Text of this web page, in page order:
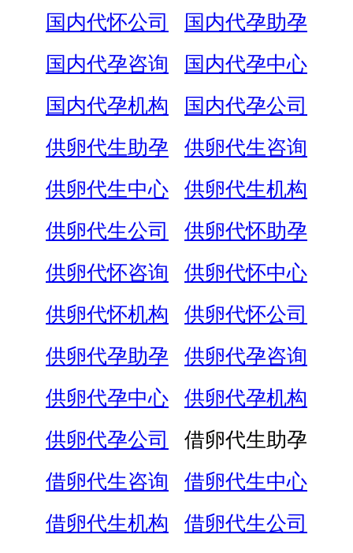
国内代怀公司
国内代孕助孕
国内代孕咨询
国内代孕中心
国内代孕机构
国内代孕公司
供卵代生助孕
供卵代生咨询
供卵代生中心
供卵代生机构
供卵代生公司
供卵代怀助孕
供卵代怀咨询
供卵代怀中心
供卵代怀机构
供卵代怀公司
供卵代孕助孕
供卵代孕咨询
供卵代孕中心
供卵代孕机构
供卵代孕公司
借卵代生助孕
借卵代生咨询
借卵代生中心
借卵代生机构
借卵代生公司